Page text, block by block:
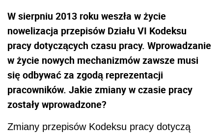
W sierpniu 2013 roku weszła w życie
nowelizacja przepisów Działu VI Kodeksu
pracy dotyczących czasu pracy. Wprowadzanie
w życie nowych mechanizmów zawsze musi
się odbywać za zgodą reprezentacji
pracowników. Jakie zmiany w czasie pracy
zostały wprowadzone?
Zmiany przepisów Kodeksu pracy dotyczą